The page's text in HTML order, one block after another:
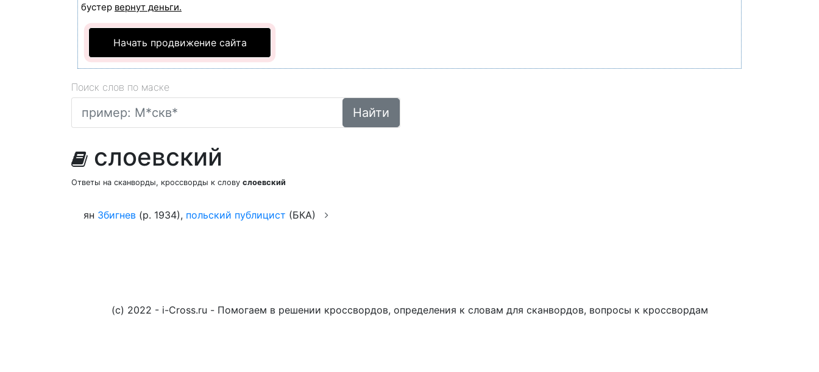
бустер вернут деньги.
Начать продвижение сайта
Поиск слов по маске
Найти
слоевский
Ответы на сканворды, кроссворды к слову слоевский
ян Збигнев (р. 1934), польский публицист (БКА)
(c) 2022 - i-Cross.ru - Помогаем в решении кроссвордов, определения к словам для сканвордов, вопросы к кроссвордам